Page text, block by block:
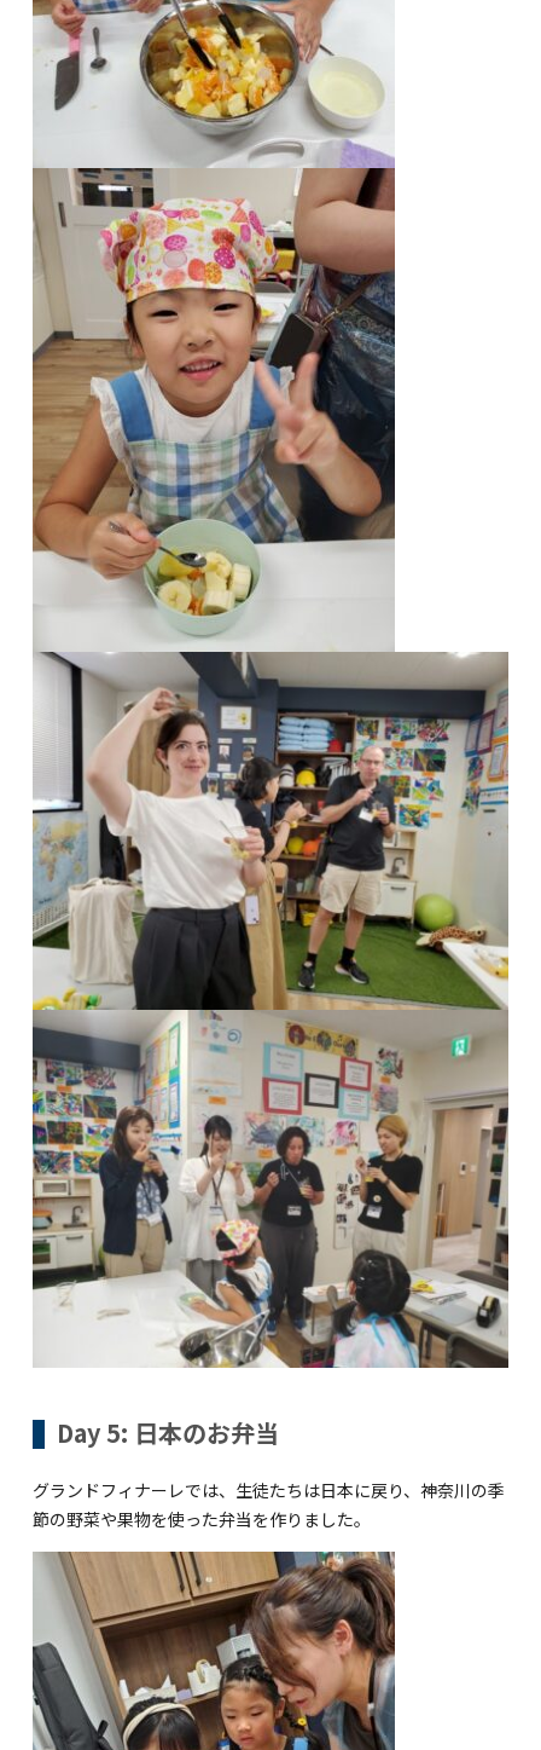
Day 5: 日本のお弁当
グランドフィナーレでは、生徒たちは日本に戻り、神奈川の季
節の野菜や果物を使った弁当を作りました。